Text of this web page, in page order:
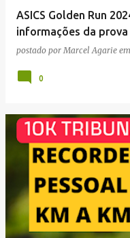
ASICS Golden Run
informações da prova
postado porMarcel Agarie em
0